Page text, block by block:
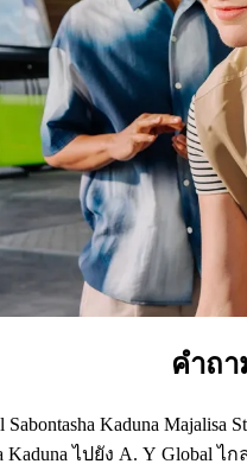
Hospital
คน
มีบริการที่รองรับรถเข็น แล
นราคาที่ถูกลงด้วย Bolt Basic
คำถ
Kaduna Majalisa
Sabontasha
Kaduna ไปยัง A. Y Global ไ